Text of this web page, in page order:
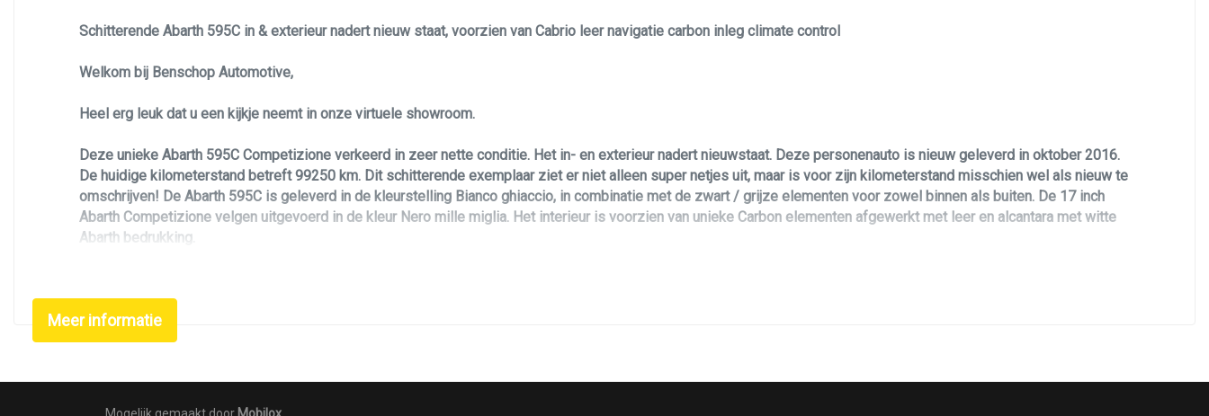
Schitterende Abarth 595C in & exterieur nadert nieuw staat, voorzien van Cabrio leer navigatie carbon inleg climate control
Welkom bij Benschop Automotive,
Heel erg leuk dat u een kijkje neemt in onze virtuele showroom.
Deze unieke Abarth 595C Competizione verkeerd in zeer nette conditie. Het in- en exterieur nadert nieuwstaat. Deze personenauto is nieuw geleverd in oktober 2016.
De huidige kilometerstand betreft 99250 km. Dit schitterende exemplaar ziet er niet alleen super netjes uit, maar is voor zijn kilometerstand misschien wel als nieuw te
omschrijven! De Abarth 595C is geleverd in de kleurstelling Bianco ghiaccio, in combinatie met de zwart / grijze elementen voor zowel binnen als buiten. De 17 inch
Abarth Competizione velgen uitgevoerd in de kleur Nero mille miglia. Het interieur is voorzien van unieke Carbon elementen afgewerkt met leer en alcantara met witte
Abarth bedrukking.
Om optimaal te kunnen genieten van dit schitterende exemplaar hebben wij de auto voorzien van grote aflever inspectie. De auto hebben wij in top conditie terug
gebracht, uitgevoerd bij deze grote onderhoudsbeurt is als volgt: De Abarth 500 is voorzien van Nieuwe Distributie riem, remschijven voor en remschoenen voor en
zowel technisch als optisch in uitmuntende staat, voorzien van alle documentatie, beide sleutels zijn aanwezig.
Meer informatie